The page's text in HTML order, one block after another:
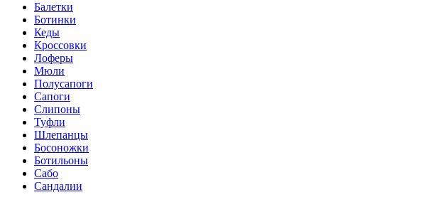
Балетки
Ботинки
Кеды
Кроссовки
Лоферы
Мюли
Полусапоги
Сапоги
Слипоны
Туфли
Шлепанцы
Босоножки
Ботильоны
Сабо
Сандалии